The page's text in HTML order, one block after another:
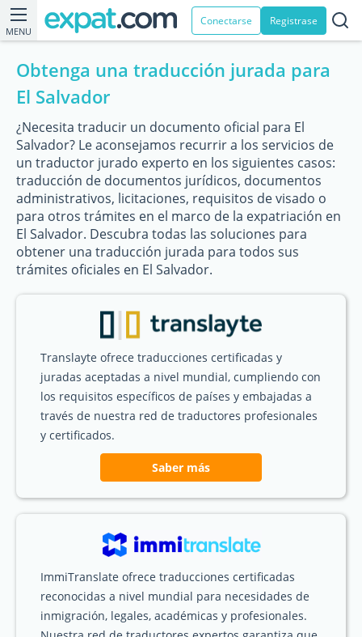
MENU
Conectarse Registrase
Obtenga una traducción jurada para
El Salvador
¿Necesita traducir un documento oficial para El
Salvador? Le aconsejamos recurrir a los servicios de
un traductor jurado experto en los siguientes casos:
traducción de documentos jurídicos, documentos
administrativos, licitaciones, requisitos de visado o
para otros trámites en el marco de la expatriación en
El Salvador. Descubra todas las soluciones para
obtener una traducción jurada para todos sus
trámites oficiales en El Salvador.
Translayte ofrece traducciones certificadas y
juradas aceptadas a nivel mundial, cumpliendo con
los requisitos específicos de países y embajadas a
través de nuestra red de traductores profesionales
y certificados.
Saber más
ImmiTranslate ofrece traducciones certificadas
reconocidas a nivel mundial para necesidades de
inmigración, legales, académicas y profesionales.